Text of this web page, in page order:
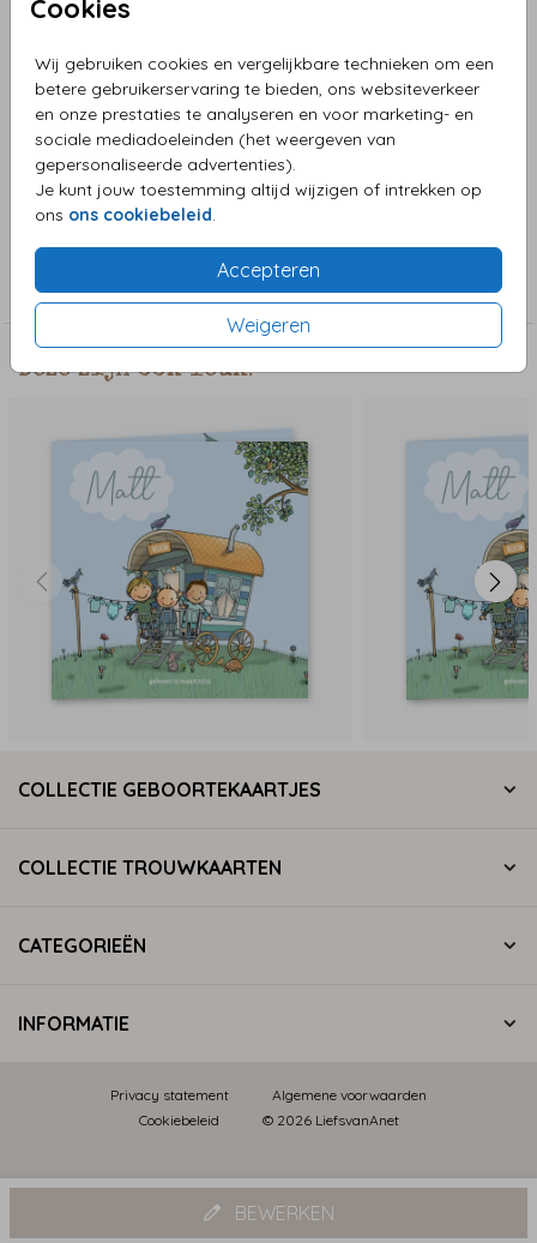
Cookies
Wij gebruiken cookies en vergelijkbare technieken om een
betere gebruikerservaring te bieden, ons websiteverkeer
en onze prestaties te analyseren en voor marketing- en
sociale mediadoeleinden (het weergeven van
gepersonaliseerde advertenties).
Je kunt jouw toestemming altijd wijzigen of intrekken op
ons ons cookiebeleid
Accepteren
Weigeren
Productinformatie
Omschrijving
Geboortekaartje jongen pipowagen met broertje en
vlaggetjes, mooie achtergrond in blauw en groen gras.
Teksten zijn naar wens aanpasbaar.
Collectie
Jongenskaart
Deze zijn ook leuk!
BEWERKEN
COLLECTIE GEBOORTEKAARTJES
COLLECTIE TROUWKAARTEN
CATEGORIEËN
INFORMATIE
Privacy statement
Algemene voorwaarden
Cookiebeleid
© 2026 LiefsvanAnet